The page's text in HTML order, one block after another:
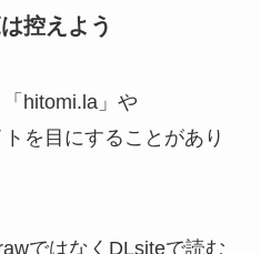
控えよう
hitomi.la」や
を目にすることがあり
ではなくDLsiteで読む